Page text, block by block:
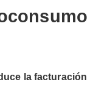
la facturación